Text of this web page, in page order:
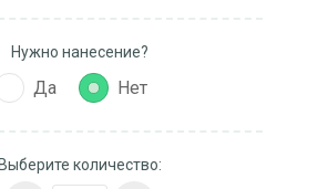
Нужно нанесение?
Да Нет
Выберите количество: